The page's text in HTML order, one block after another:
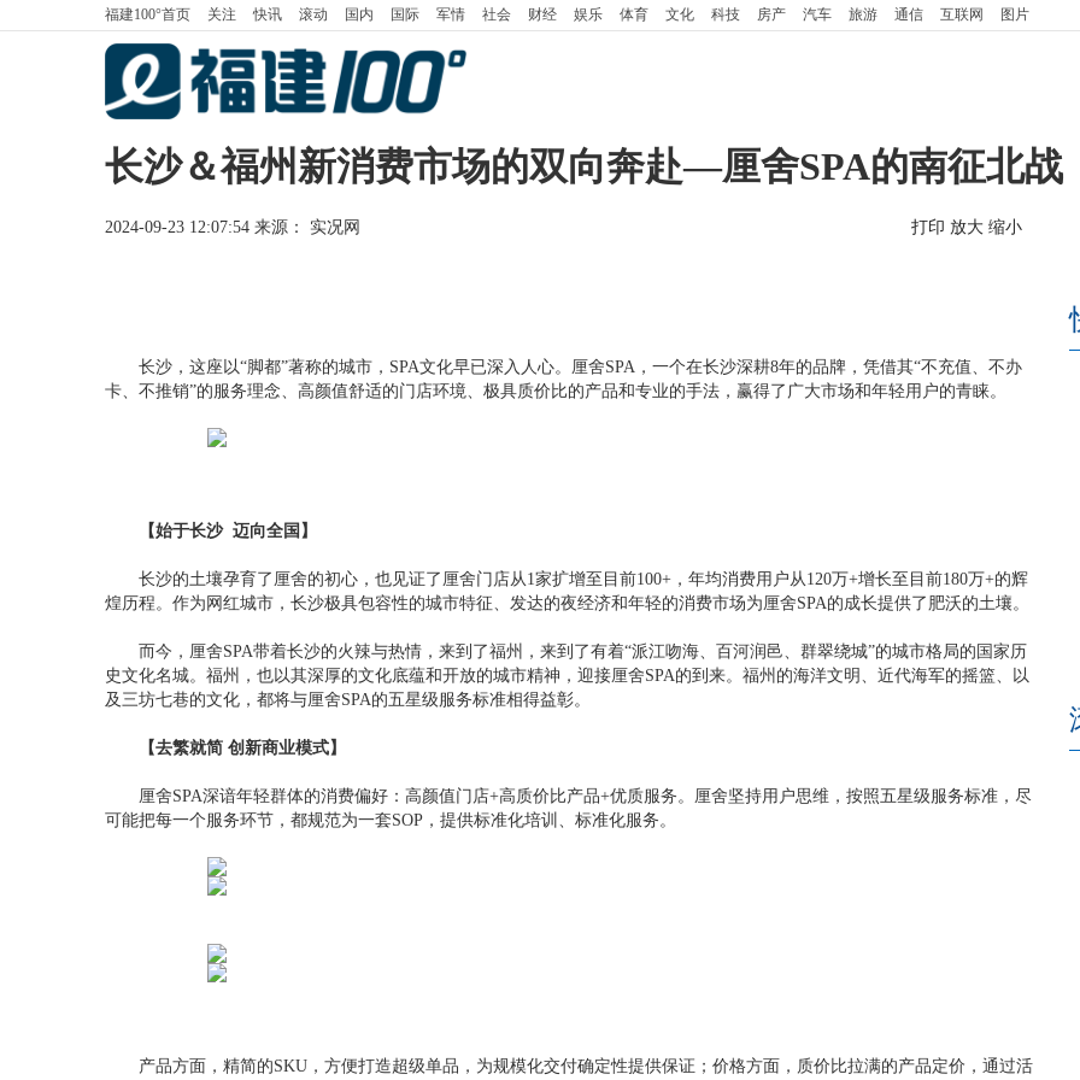
福建100°首页 关注 快讯 滚动 国内 国际 军情 社会 财经 娱乐 体育 文化 科技 房产 汽车 旅游 通信 互联网 图片
长沙＆福州新消费市场的双向奔赴—厘舍SPA的南征北战
2024-09-23 12:07:54 来源： 实况网 打印 放大 缩小
长沙，这座以“脚都”著称的城市，SPA文化早已深入人心。厘舍SPA，一个在长沙深耕8年的品牌，凭借其“不充值、不办
卡、不推销”的服务理念、高颜值舒适的门店环境、极具质价比的产品和专业的手法，赢得了广大市场和年轻用户的青睐。
【始于长沙 迈向全国】
长沙的土壤孕育了厘舍的初心，也见证了厘舍门店从1家扩增至目前100+，年均消费用户从120万+增长至目前180万+的辉
煌历程。作为网红城市，长沙极具包容性的城市特征、发达的夜经济和年轻的消费市场为厘舍SPA的成长提供了肥沃的土壤。
而今，厘舍SPA带着长沙的火辣与热情，来到了福州，来到了有着“派江吻海、百河润邑、群翠绕城”的城市格局的国家历
史文化名城。福州，也以其深厚的文化底蕴和开放的城市精神，迎接厘舍SPA的到来。福州的海洋文明、近代海军的摇篮、以
及三坊七巷的文化，都将与厘舍SPA的五星级服务标准相得益彰。
【去繁就简 创新商业模式】
厘舍SPA深谙年轻群体的消费偏好：高颜值门店+高质价比产品+优质服务。厘舍坚持用户思维，按照五星级服务标准，尽
可能把每一个服务环节，都规范为一套SOP，提供标准化培训、标准化服务。
产品方面，精简的SKU，方便打造超级单品，为规模化交付确定性提供保证；价格方面，质价比拉满的产品定价，通过活